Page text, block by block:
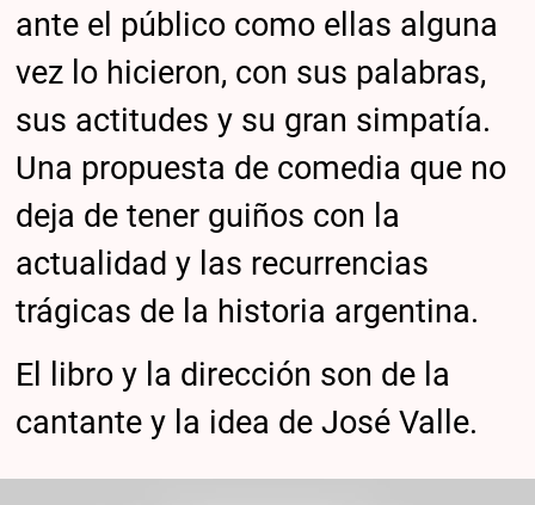
ante el público como ellas alguna
vez lo hicieron, con sus palabras,
sus actitudes y su gran simpatía.
Una propuesta de comedia que no
deja de tener guiños con la
actualidad y las recurrencias
trágicas de la historia argentina.
El libro y la dirección son de la
cantante y la idea de José Valle.